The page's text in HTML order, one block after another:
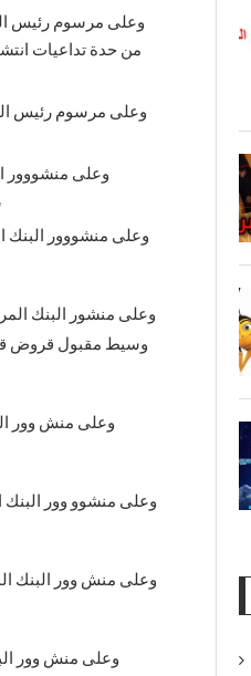
القروض ومراقبته وا وإع وادة